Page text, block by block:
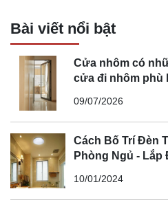
Bài viết nổi bật
Cửa nhôm có
cửa đi nhôm phù
09/07/2026
Cách Bố Trí Đèn
Phòng Ngủ - Lắp
10/01/2024